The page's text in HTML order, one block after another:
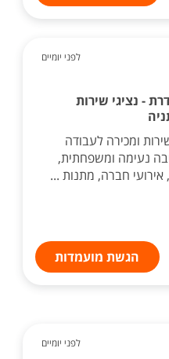
לפני יומיים
- נציגי שירות
ומכירה לעבודה
נעימה ומשפחתית,
חברה, מתנות ...
הגשת מועמדות
לפני יומיים